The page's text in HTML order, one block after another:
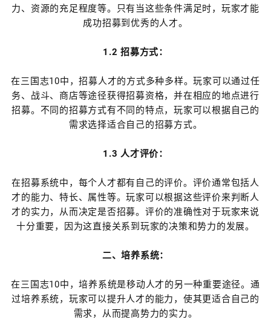
力、资源的充足程度等。只有当这些条件满足时，玩家才能
成功招募到优秀的人才。
1.2 招募方式：
在三国志10中，招募人才的方式多种多样。玩家可以通过任
务、战斗、商店等途径获得招募资格，并在相应的地点进行
招募。不同的招募方式有不同的特点，玩家可以根据自己的
需求选择适合自己的招募方式。
1.3 人才评价：
在招募系统中，每个人才都有自己的评价。评价通常包括人
才的能力、特长、属性等。玩家可以根据这些评价来判断人
才的实力，从而决定是否招募。评价的准确性对于玩家来说
十分重要，因为这直接关系到玩家的决策和势力的发展。
二、培养系统：
在三国志10中，培养系统是移动人才的另一种重要途径。通
过培养系统，玩家可以提升人才的能力，使其更适合自己的
需求，从而提高势力的实力。